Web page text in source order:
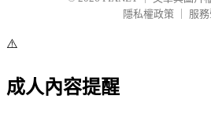
隱私權政策
服
⚠️
成人內容提醒